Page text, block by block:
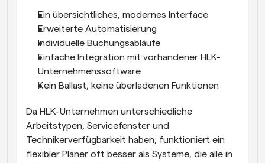
Ein übersichtliches, modernes Interface
Erweiterte Automatisierung
Individuelle Buchungsabläufe
Einfache Integration mit vorhandener HLK-
Unternehmenssoftware
Kein Ballast, keine überladenen Funktionen
Da HLK-Unternehmen unterschiedliche
Arbeitstypen, Servicefenster und
Technikerverfügbarkeit haben, funktioniert ein
flexibler Planer oft besser als Systeme, die alle in